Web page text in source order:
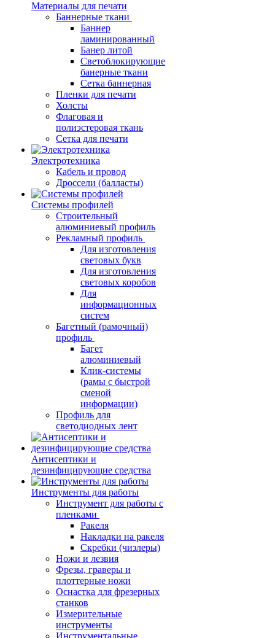
Материалы для печати
Баннерные ткани
Баннер
ламинированный
Банер литой
Светоблокирующие
банерные ткани
Сетка баннерная
Пленки для печати
Холсты
Флаговая и
полиэстеровая ткань
Сетка для печати
Электротехника
Кабель и провод
Дроссели (балласты)
Системы профилей
Строительный
алюминиевый профиль
Рекламный профиль
Для изготовления
световых букв
Для изготовления
световых коробов
Для
информационных
систем
Багетный (рамочный)
профиль
Багет
алюминиевый
Клик-системы
(рамы с быстрой
сменой
информации)
Профиль для
светодиодных лент
Антисептики и
дезинфицирующие средства
Инструменты для работы
Инструмент для работы с
пленками
Ракеля
Накладки на ракеля
Скребки (чизлеры)
Ножи и лезвия
Фрезы, граверы и
плоттерные ножи
Оснастка для фрезерных
станков
Измерительные
инструменты
Инструментальные